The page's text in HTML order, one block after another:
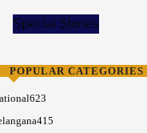
Special Stories
POPULAR CATEGORIES
623
415